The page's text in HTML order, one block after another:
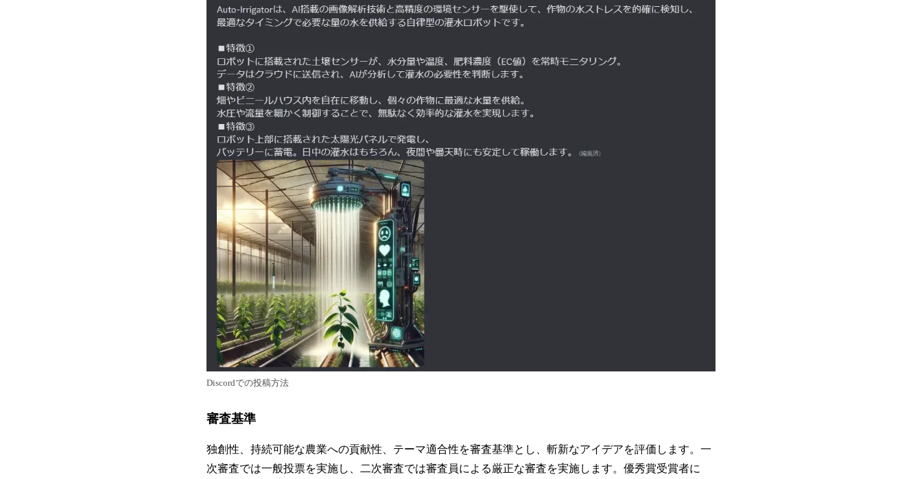
Discordでの投稿方法
審査基準
独創性、持続可能な農業への貢献性、テーマ適合性を審査基準とし、斬新なアイデアを評価します。一
次審査では一般投票を実施し、二次審査では審査員による厳正な審査を実施します。優秀賞受賞者に